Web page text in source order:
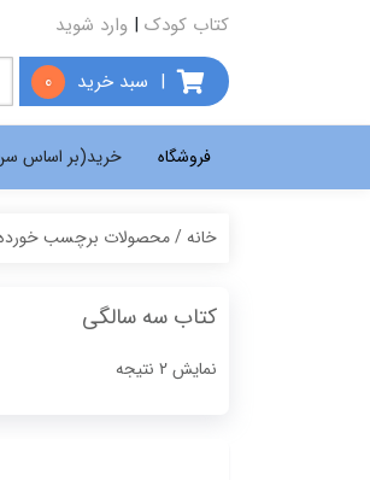
کتاب کودک | وارد شوید
| سبد خرید 0
فروشگاه خرید(بر اساس
خانه/ محصولات برچسب خورده
کتاب سه سالگی
نمایش 2 نتیجه
Sorted